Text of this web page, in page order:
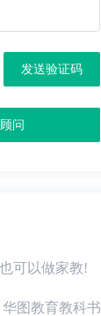
发送验证码
问
可以做家教!
图教育教科书